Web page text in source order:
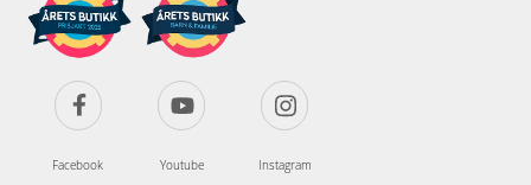
Facebook Youtube Instagram